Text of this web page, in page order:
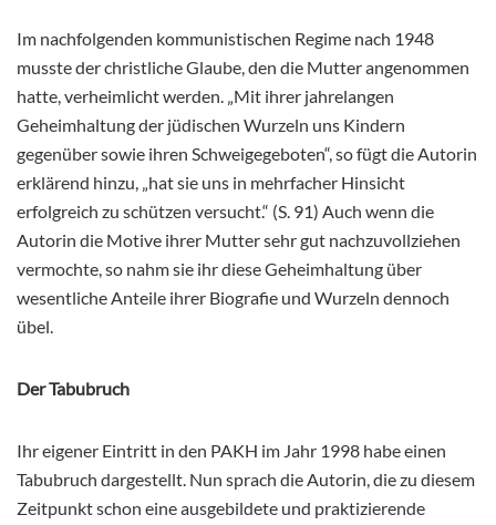
Im nachfolgenden kommunistischen Regime nach 1948
musste der christliche Glaube, den die Mutter angenommen
hatte, verheimlicht werden. „Mit ihrer jahrelangen
Geheimhaltung der jüdischen Wurzeln uns Kindern
gegenüber sowie ihren Schweigegeboten“, so fügt die Autorin
erklärend hinzu, „hat sie uns in mehrfacher Hinsicht
erfolgreich zu schützen versucht.“ (S. 91) Auch wenn die
Autorin die Motive ihrer Mutter sehr gut nachzuvollziehen
vermochte, so nahm sie ihr diese Geheimhaltung über
wesentliche Anteile ihrer Biografie und Wurzeln dennoch
übel.
Der Tabubruch
Ihr eigener Eintritt in den PAKH im Jahr 1998 habe einen
Tabubruch dargestellt. Nun sprach die Autorin, die zu diesem
Zeitpunkt schon eine ausgebildete und praktizierende